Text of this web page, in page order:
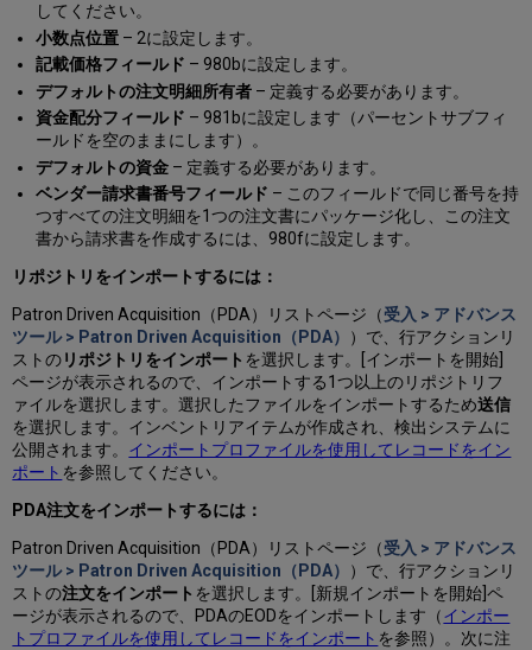
してください。
小数点位置– 2に設定します。
記載価格フィールド – 980bに設定します。
デフォルトの注文明細所有者– 定義する必要があります。
資金配分フィールド – 981bに設定します（パーセントサブフィ
ールドを空のままにします）。
デフォルトの資金– 定義する必要があります。
ベンダー請求書番号フィールド – このフィールドで同じ番号を持
つすべての注文明細を1つの注文書にパッケージ化し、この注文
書から請求書を作成するには、980fに設定します。
リポジトリをインポートするには：
Patron Driven Acquisition（PDA）リストページ（受入 > アドバンス
ツール > Patron Driven Acquisition（PDA）
）で、行アクションリ
ストのリポジトリをインポート を選択します。[インポートを開始]
ページが表示されるので、インポートする1つ以上のリポジトリフ
ァイルを選択します。選択したファイルをインポートするため送信
を選択します。インベントリアイテムが作成され、検出システムに
公開されます。 インポートプロファイルを使用してレコードをイン
ポート を参照してください。
PDA注文をインポートするには：
Patron Driven Acquisition（PDA）リストページ（受入 > アドバンス
ツール > Patron Driven Acquisition（PDA）
）で、行アクションリ
ストの注文をインポート を選択します。[新規インポートを開始]ペ
ージが表示されるので、PDAのEODをインポートします（インポー
トプロファイルを使用してレコードをインポート を参照）。次に注